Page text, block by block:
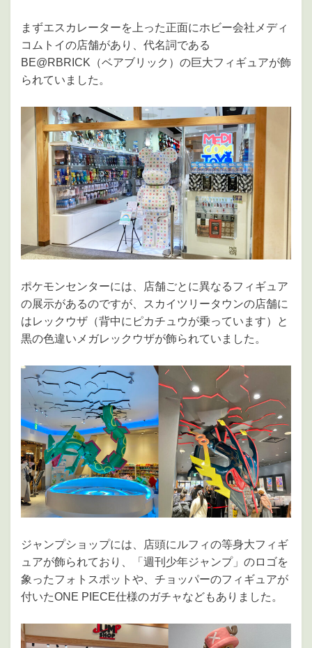
まずエスカレーターを上った正面にホビー会社メディ
コムトイの店舗があり、代名詞である
BE@RBRICK（ベアブリック）の巨大フィギュアが飾
られていました。
ポケモンセンターには、店舗ごとに異なるフィギュア
の展示があるのですが、スカイツリータウンの店舗に
はレックウザ（背中にピカチュウが乗っています）と
黒の色違いメガレックウザが飾られていました。
ジャンプショップには、店頭にルフィの等身大フィギ
ュアが飾られており、「週刊少年ジャンプ」のロゴを
象ったフォトスポットや、チョッパーのフィギュアが
付いたONE PIECE仕様のガチャなどもありました。